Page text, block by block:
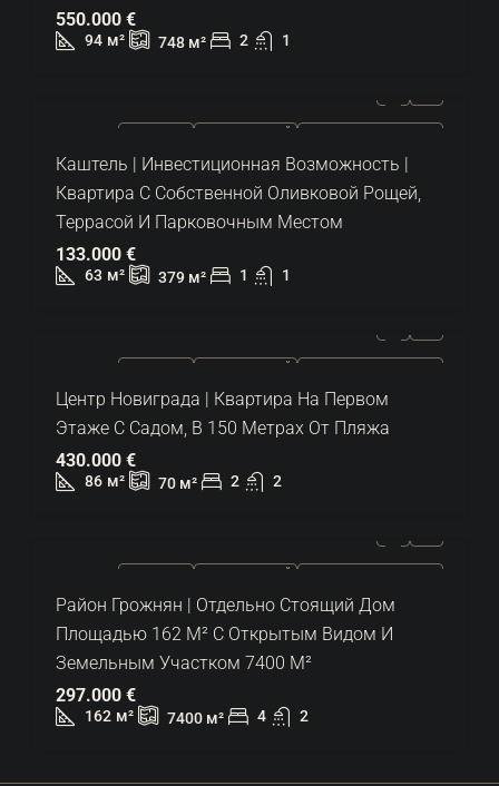
550.000 €
94 м² 748 м² 2 1
Каштель | Инвестиционная Возможность |
Квартира С Собственной Оливковой Рощей,
Террасой И Парковочным Местом
133.000 €
63 м² 379 м² 1 1
Центр Новиграда | Квартира На Первом
Этаже С Садом, В 150 Метрах От Пляжа
430.000 €
86 м² 70 м² 2 2
Район Грожнян | Отдельно Стоящий Дом
Площадью 162 М² С Открытым Видом И
Земельным Участком 7400 М²
297.000 €
162 м² 7400 м² 4 2